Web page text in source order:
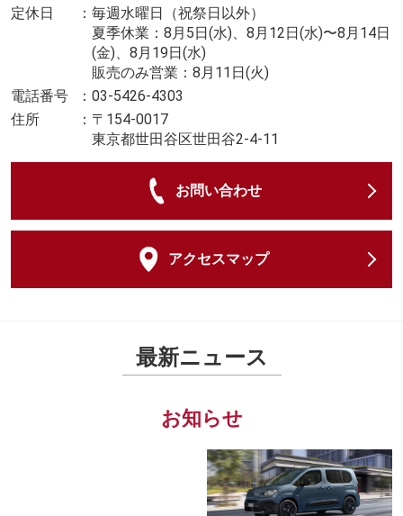
定休日
： 毎週水曜日（祝祭日以外）
夏季休業：8月5日(水)、8月12日(水)〜8月14日
(金)、8月19日(水)
販売のみ営業：8月11日(火)
電話番号
： 03-5426-4303
住所
： 〒154-0017
東京都世田谷区世田谷2-4-11
お問い合わせ
アクセスマップ
最新ニュース
お知らせ